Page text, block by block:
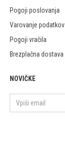
Pogoji poslovanja
Varovanje podatkov
Pogoji vračila
Brezplačna dostava
NOVIČKE